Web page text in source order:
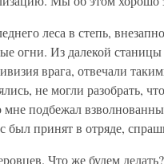
леса в степь,
огни. Из далекой
врага, отвечали
не могли разобрать,
подбежал
был принят в отряде,
Что же будем делать?